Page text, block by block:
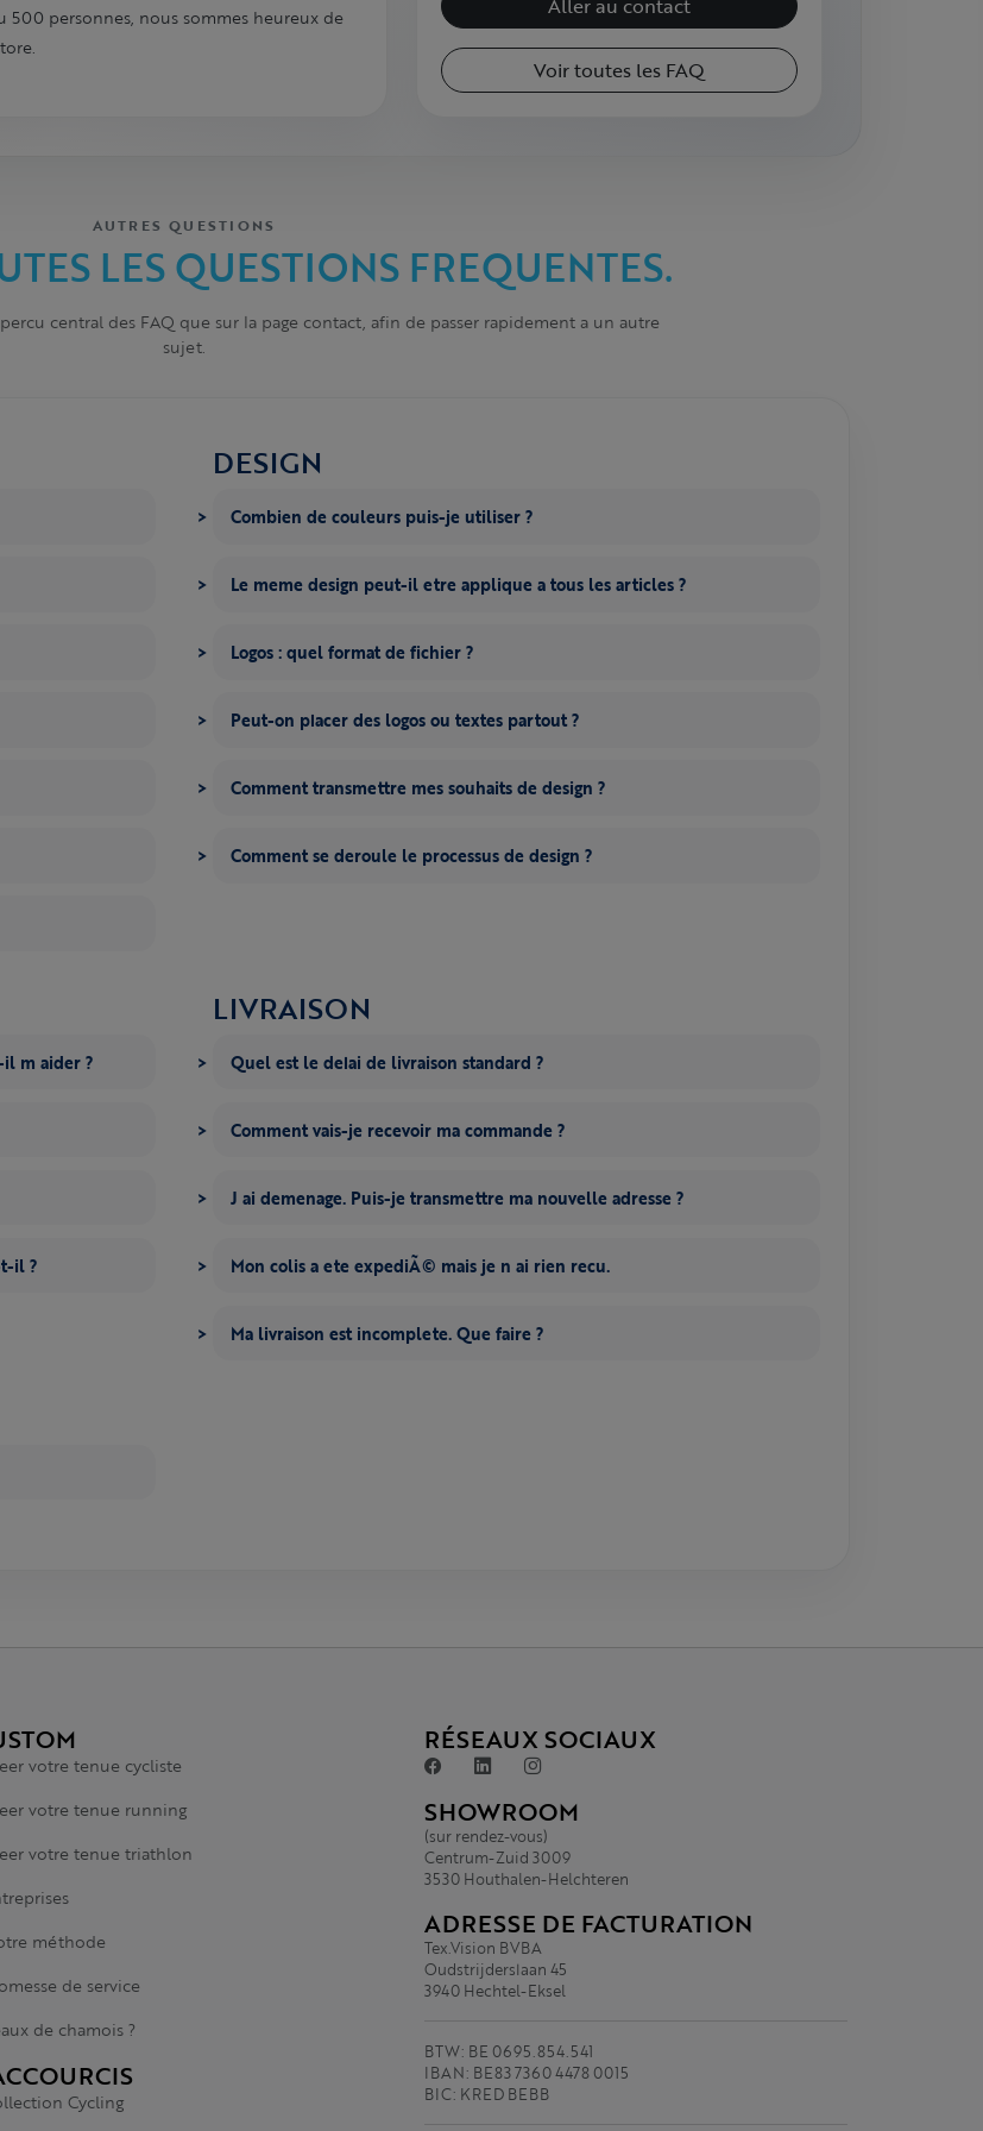
personnes, nous sommes heureux de
Aller au contact
Voir toutes les FAQ
AUTRES QUESTIONS
LES QUESTIONS FREQUENTES.
central des FAQ que sur la page contact, afin de passer rapidement a un autre
sujet.
DESIGN
Combien de couleurs puis-je utiliser ?
Le meme design peut-il etre applique a tous les articles ?
Logos : quel format de fichier ?
Peut-on placer des logos ou textes partout ?
Comment transmettre mes souhaits de design ?
Comment se deroule le processus de design ?
m aider ?
il ?
LIVRAISON
Quel est le delai de livraison standard ?
Comment vais-je recevoir ma commande ?
J ai demenage. Puis-je transmettre ma nouvelle adresse ?
Mon colis a ete expediÃ© mais je n ai rien recu.
Ma livraison est incomplete. Que faire ?
votre tenue cycliste
votre tenue running
votre tenue triathlon
méthode
de service
de chamois ?
Cycling
RÉSEAUX SOCIAUX
SHOWROOM
(sur rendez-vous)
Centrum-Zuid 3009
3530 Houthalen-Helchteren
ADRESSE DE FACTURATION
Tex.Vision BVBA
Oudstrijderslaan 45
3940 Hechtel-Eksel
BTW: BE 0695.854.541
IBAN: BE83 7360 4478 0015
BIC: KRED BEBB